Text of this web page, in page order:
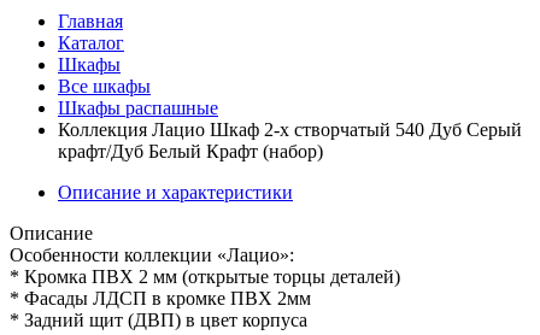
Главная
Каталог
Шкафы
Все шкафы
Шкафы распашные
Коллекция Лацио Шкаф 2-х створчатый 540 Дуб Серый
крафт/Дуб Белый Крафт (набор)
Описание и характеристики
Описание
Особенности коллекции «Лацио»:
* Кромка ПВХ 2 мм (открытые торцы деталей)
* Фасады ЛДСП в кромке ПВХ 2мм
* Задний щит (ДВП) в цвет корпуса